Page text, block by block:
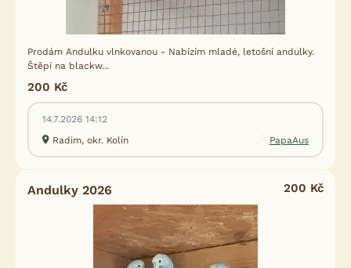
Prodám Andulku vlnkovanou - Nabízím mladé, letošní andulky.
Štěpí na blackw...
200 Kč
14.7.2026 14:12
Radim, okr. Kolín
PapaAus
Andulky 2026 200 Kč